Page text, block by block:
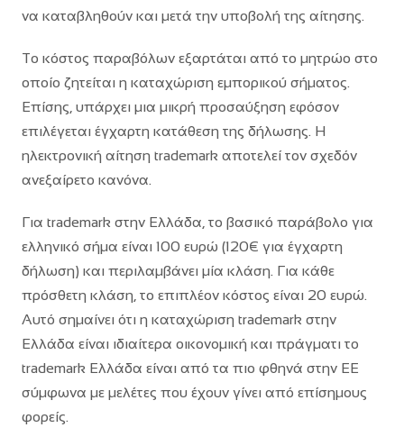
να καταβληθούν και μετά την υποβολή της αίτησης.
Το κόστος παραβόλων εξαρτάται από το μητρώο στο
οποίο ζητείται η καταχώριση εμπορικού σήματος.
Επίσης, υπάρχει μια μικρή προσαύξηση εφόσον
επιλέγεται έγχαρτη κατάθεση της δήλωσης. Η
ηλεκτρονική αίτηση trademark αποτελεί τον σχεδόν
ανεξαίρετο κανόνα.
Για trademark στην Ελλάδα, το βασικό παράβολο για
ελληνικό σήμα είναι 100 ευρώ (120€ για έγχαρτη
δήλωση) και περιλαμβάνει μία κλάση. Για κάθε
πρόσθετη κλάση, το επιπλέον κόστος είναι 20 ευρώ.
Αυτό σημαίνει ότι η καταχώριση trademark στην
Ελλάδα είναι ιδιαίτερα οικονομική και πράγματι το
trademark Ελλάδα είναι από τα πιο φθηνά στην ΕΕ
σύμφωνα με μελέτες που έχουν γίνει από επίσημους
φορείς.